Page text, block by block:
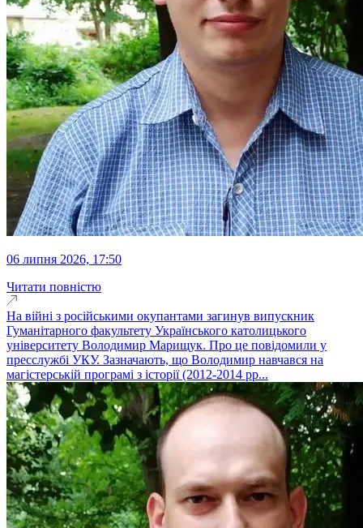
06 липня 2026, 17:50
Читати повністю
На війні з російськими окупантами загинув випускник
Гуманітарного факультету Українського католицького
університету Володимир Марищук. Про це повідомили у
пресслужбі УКУ. Зазначають, що Володимир навчався на
магістерській програмі з історії (2012-2014 рр...